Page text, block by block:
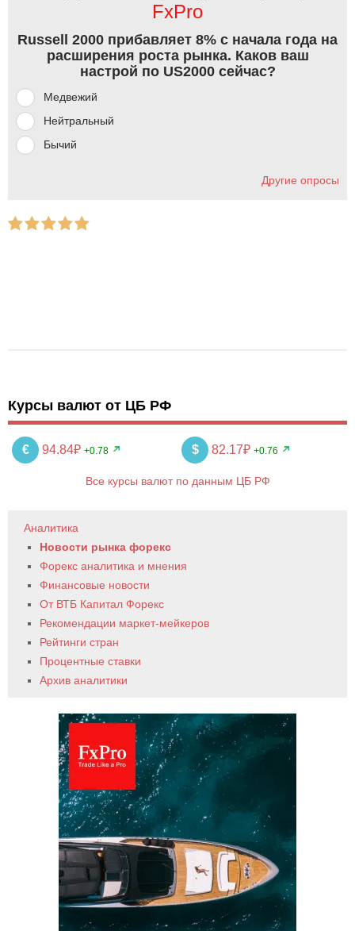
FxPro
Russell 2000 прибавляет 8% с начала года на
расширения роста рынка. Каков ваш
настрой по US2000 сейчас?
Медвежий
Нейтральный
Бычий
Другие опросы
Курсы валют от ЦБ РФ
€ 94.84₽ +0.78 $ 82.17₽ +0.76
Все курсы валют по данным ЦБ РФ
Аналитика
Новости рынка форекс
Форекс аналитика и мнения
Финансовые новости
От ВТБ Капитал Форекс
Рекомендации маркет-мейкеров
Рейтинги стран
Процентные ставки
Архив аналитики